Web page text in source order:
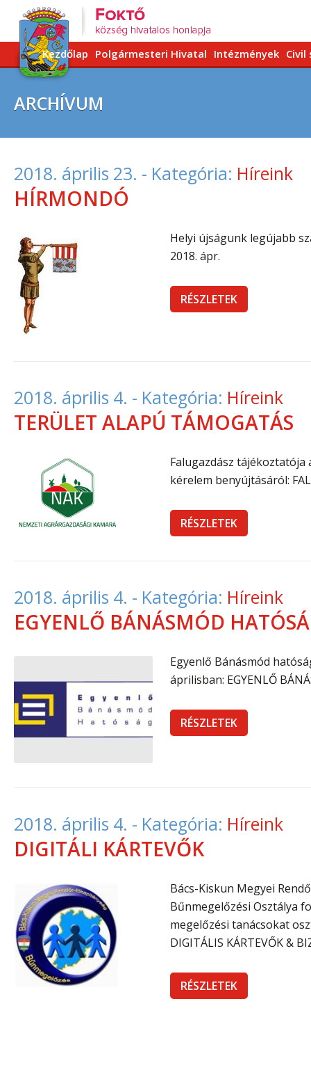
Kezdőlap Polgármesteri Hivatal Intézmények Civil
ARCHÍVUM
2018. április 23. - Kategória: Híreink
HÍRMONDÓ
Helyi újságunk legújabb
2018. ápr.
RÉSZLETEK
2018. április 4. - Kategória: Híreink
TERÜLET ALAPÚ TÁMOGATÁS
Falugazdász
kérelem benyújtásáról:
RÉSZLETEK
2018. április 4. - Kategória: Híreink
EGYENLŐ BÁNÁSMÓD
Egyenlő Bánásmód
áprilisban: EGYENLŐ
RÉSZLETEK
2018. április 4. - Kategória: Híreink
DIGITÁLI KÁRTEVŐK
Bács-Kiskun Megyei
Bűnmegelőzési Osztálya
megelőzési tanácsokat
DIGITÁLIS KÁRTEVŐK &
RÉSZLETEK